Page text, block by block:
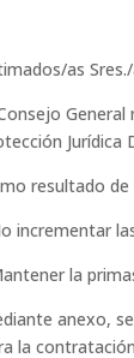
as
Jurídica
resultado de
incrementar
la
anexo,
la